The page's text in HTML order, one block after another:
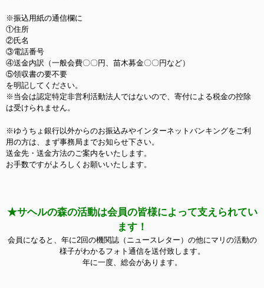
※振込用紙の通信欄に
①住所
②氏名
③電話番号
④送金内訳（一般会費〇〇円、苗木募金〇〇円など）
⑤領収書の要不要
を明記してください。
※当会は認定特定非営利活動法人ではないので、寄付による税金の控除
は受けられません。
※ゆうちょ銀行以外からのお振込みやインターネットバンキングをご利
用の方は、まず事務局までお知らせ下さい。
送金先・送金方法のご案内をいたします。
お手数ですがよろしくお願いいたします。
★サヘルの森の活動は会員の皆様によって支えられてい
ます！
会員になると、年に2回の機関誌（ニュースレター）の他にマリの活動の
様子がわかるフォト通信を送付致します。
年に一度、総会があります。